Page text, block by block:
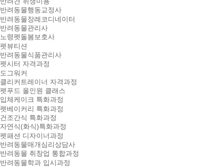
반려동물행동교정사
반려동물장례코디네이터
반려동물관리사
노령펫돌봄보호사
펫뷰티션
반려동물식품관리사
펫시터 자격과정
도그워커
클리커트레이너 자격과정
펫푸드 올인원 클래스
입체케이크 특화과정
펫베이커리 특화과정
건조간식 특화과정
자연식(화식)특화과정
펫패션 디자이너과정
반려동물매개심리상담사
반려동물 취창업 통합과정
반려동물학과 입시과정